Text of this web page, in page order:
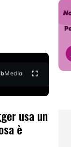
Media
usa un
è